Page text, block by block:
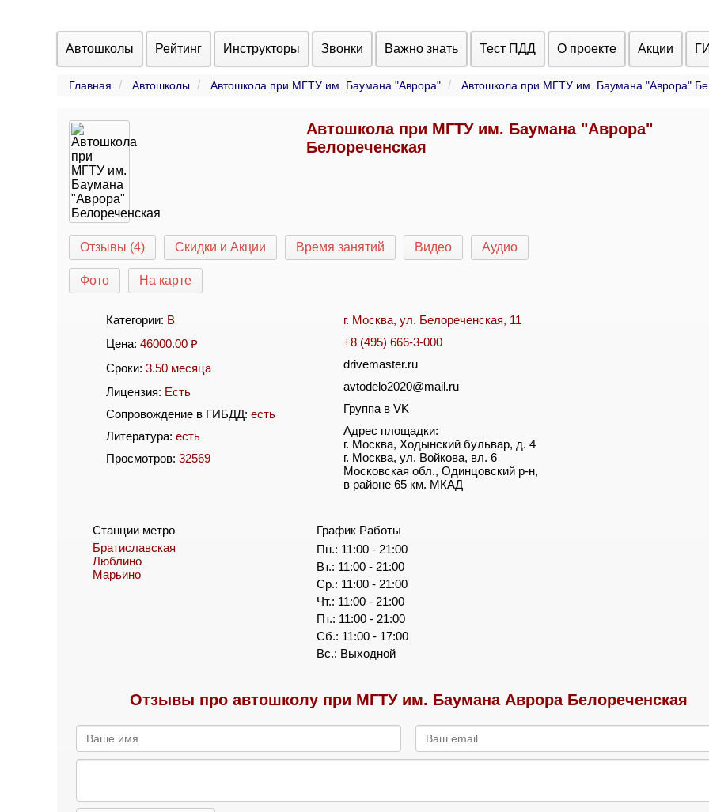
Автошколы Рейтинг Инструкторы Звонки Важно знать Тест ПДД О проекте Акции
Главная Автошколы Автошкола при МГТУ им. Баумана "Аврора" Автошкола при МГТУ им. Баумана "Аврора"
Автошкола при МГТУ им. Баумана "Аврора"
Белореченская
Отзывы (4) Скидки и Акции Время занятий Видео Аудио
Фото На карте
Категории: B
Цена:46000.00 ₽
Сроки:3.50 месяца
Лицензия: Есть
Сопровождение в ГИБДД:есть
Литература:есть
Просмотров:32569
г. Москва, ул. Белореченская, 11
+8 (495) 666-3-000
drivemaster.ru
avtodelo2020@mail.ru
Группа в VK
Адрес площадки:
г. Москва, Ходынский бульвар, д. 4
г. Москва, ул. Войкова, вл. 6
Московская обл., Одинцовский р-н,
в районе 65 км. МКАД
Станции метро
Братиславская
Люблино
Марьино
График Работы
Пн.: 11:00 - 21:00
Вт.: 11:00 - 21:00
Ср.: 11:00 - 21:00
Чт.: 11:00 - 21:00
Пт.: 11:00 - 21:00
Сб.: 11:00 - 17:00
Вс.: Выходной
Отзывы про автошколу при МГТУ им. Баумана Аврора Белореченская